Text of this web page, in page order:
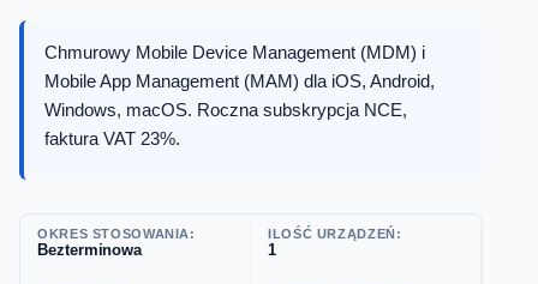
OKRES STOSOWANIA:
Bezterminowa
ILOŚĆ URZĄDZEŃ:
1
Chmurowy Mobile Device Management (MDM) i
Mobile App Management (MAM) dla iOS, Android,
Windows, macOS. Roczna subskrypcja NCE,
faktura VAT 23%.